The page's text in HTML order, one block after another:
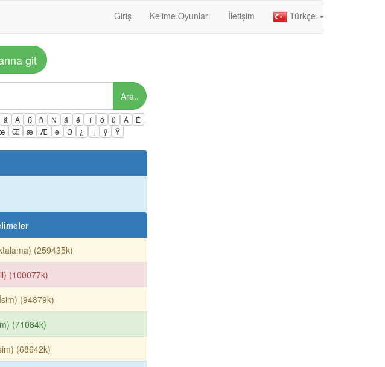
Giriş Kelime Oyunları İletişim Türkçe
git
Ara..
ä Ä ß ñ Ñ á é í ó ú Á
É
Œ æ Æ ə Ə ¿ ¡ ÿ Ÿ
(259435k)
(100077k)
(94879k)
(71084k)
(68642k)